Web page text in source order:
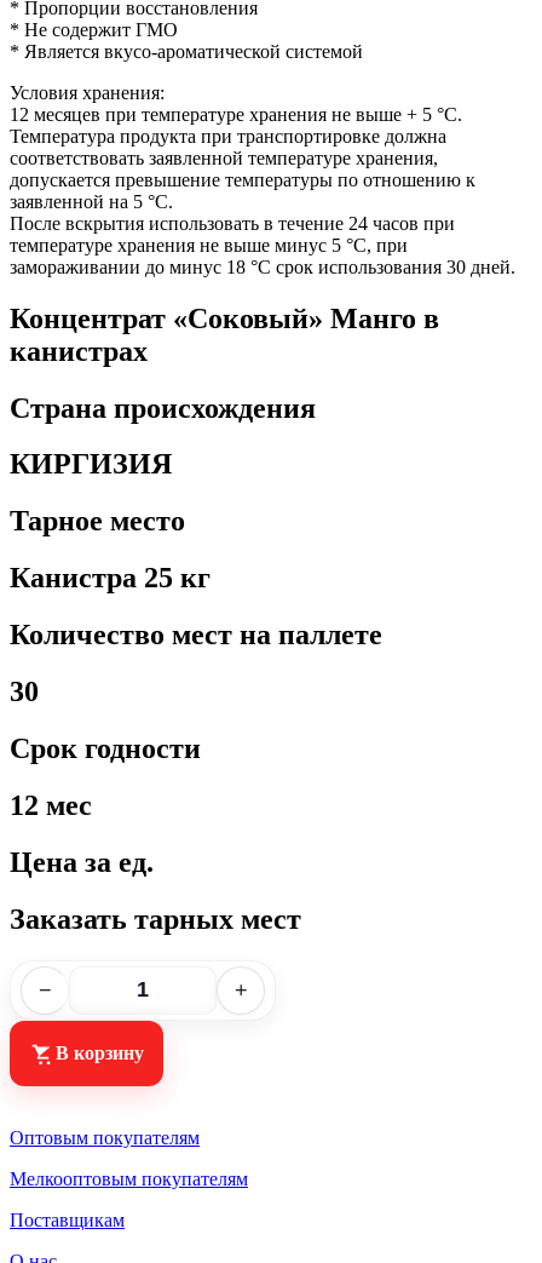
* Пропорции восстановления
* Не содержит ГМО
* Является вкусо-ароматической системой
Условия хранения:
12 месяцев при температуре хранения не выше + 5 °C.
Температура продукта при транспортировке должна
соответствовать заявленной температуре хранения,
допускается превышение температуры по отношению к
заявленной на 5 °C.
После вскрытия использовать в течение 24 часов при
температуре хранения не выше минус 5 °C, при
замораживании до минус 18 °C срок использования 30 дней.
Концентрат «Соковый» Манго в
канистрах
Страна происхождения
КИРГИЗИЯ
Тарное место
Канистра 25 кг
Количество мест на паллете
30
Срок годности
12 мес
Цена за ед.
Заказать тарных мест
− +
В корзину
Оптовым покупателям
Мелкооптовым покупателям
Поставщикам